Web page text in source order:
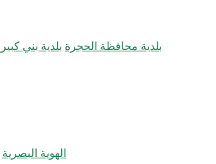
بلدية بني كبير بلدية محافظة الحجرة
الهوية البصرية